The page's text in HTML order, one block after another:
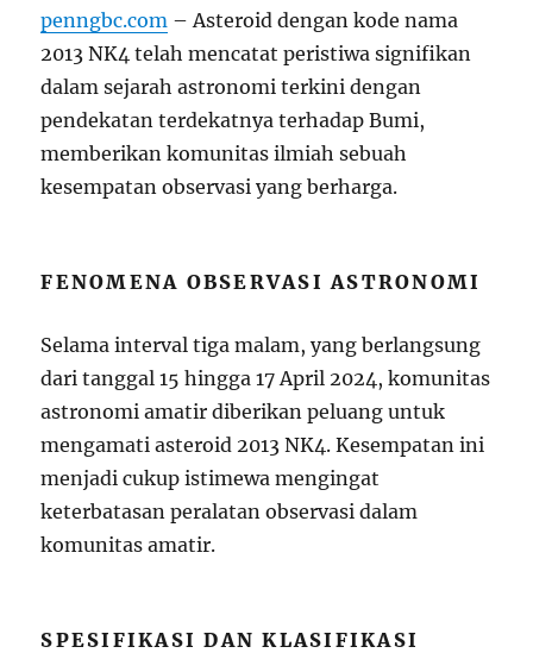
penngbc.com – Asteroid dengan kode nama
2013 NK4 telah mencatat peristiwa signifikan
dalam sejarah astronomi terkini dengan
pendekatan terdekatnya terhadap Bumi,
memberikan komunitas ilmiah sebuah
kesempatan observasi yang berharga.
FENOMENA OBSERVASI ASTRONOMI
Selama interval tiga malam, yang berlangsung
dari tanggal 15 hingga 17 April 2024, komunitas
astronomi amatir diberikan peluang untuk
mengamati asteroid 2013 NK4. Kesempatan ini
menjadi cukup istimewa mengingat
keterbatasan peralatan observasi dalam
komunitas amatir.
SPESIFIKASI DAN KLASIFIKASI